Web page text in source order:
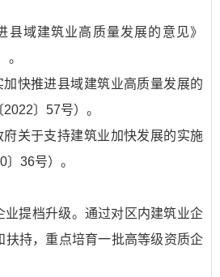
县域建筑业高质量发展的意见》
。
加快推进县域建筑业高质量发展的
〕57号）。
关于支持建筑业加快发展的实施
36号）。
业提档升级。通过对区内建筑业企
扶持，重点培育一批高等级资质企